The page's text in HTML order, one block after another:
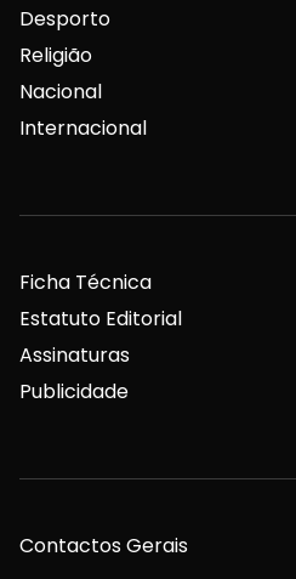
Desporto
Religião
Nacional
Internacional
Ficha Técnica
Estatuto Editorial
Assinaturas
Publicidade
Contactos Gerais